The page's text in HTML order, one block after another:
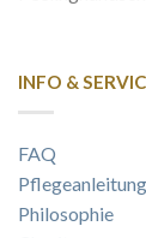
INFO &
FAQ
Pflegeanleitung
Philosophie